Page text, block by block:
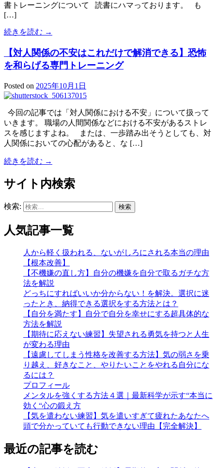
書トレーニングについて 読書にハマっております。 も
[…]
続きを読む →
【対人関係の不安はこれだけで解消できる】恐怖
を和らげる専門トレーニング
Posted on 2025年10月1日
今回の記事では「対人関係における不安」について扱って
いきます。 職場の人間関係などにおける不安があるストレ
スを感じますよね。 または、一歩踏み出そうとしても、対
人関係においての心配があると、な […]
続きを読む →
サイト内検索
検索:
人気記事一覧
人から軽く扱われる、ないがしろにされる本当の理由
【根本改善】
【不機嫌の直し方】自分の機嫌を自分で取るガチな方
法を解説
どっちにすればいいか分からない！を解決。選択に迷
ったとき、納得できる選択をする方法とは？
【自分を満たす】自分で自分を幸せにする超具体的な
方法を解説
【期待に応えない練習】失望される勇気を持つと人生
が変わる理由
【遠慮してしまう性格を改善する方法】気の弱さを乗
り越え、好きなこと、やりたいことをやれる自分にな
るには？
プロフィール
メンタルを強くする方法４選｜最新科学が示す“本当に
効く“心の鍛え方
【気を遣わない練習】気を遣いすぎて疲れたあなたへ
頭で分かっていても行動できない理由【完全解決】
最近の記事を読む